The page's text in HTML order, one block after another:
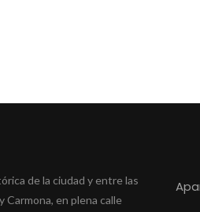
de la ciudad y entre las
Carmona, en plena calle